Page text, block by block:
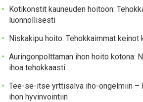
Kotikonstit kauneuden hoitoon:
luonnollisesti
Niskakipu hoito: Tehokkaimmat
Auringonpolttaman ihon hoito kotona:
ihoa tehokkaasti
Tee-se-itse yrttisalva iho-ongelmiin –
ihon hyvinvointiin